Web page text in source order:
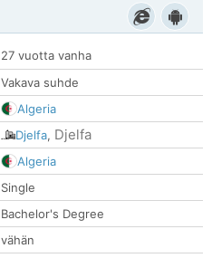
27 vuotta vanha
Vakava suhde
Algeria
Djelfa, Djelfa
Algeria
Single
Bachelor's Degree
vähän